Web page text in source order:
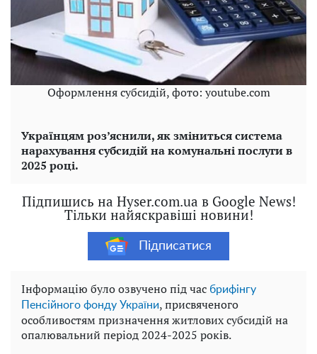
Оформлення субсидій, фото: youtube.com
Українцям роз’яснили, як зміниться система
нарахування субсидій на комунальні послуги в
2025 році.
Підпишись на Hyser.com.ua в Google News!
Тільки найяскравіші новини!
Підписатися
Інформацію було озвучено під час брифінгу
Пенсійного фонду України, присвяченого
особливостям призначення житлових субсидій на
опалювальний період 2024-2025 років.